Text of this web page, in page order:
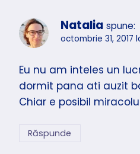
Natalia spune:
octombrie 31, 2017
Eu nu am inteles un
dormit pana ati auzit
Chiar e posibil
Răspunde